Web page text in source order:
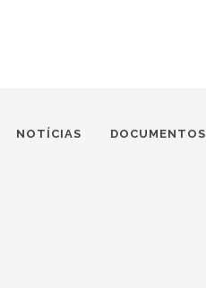
NOTÍCIAS DOCUMENTOS